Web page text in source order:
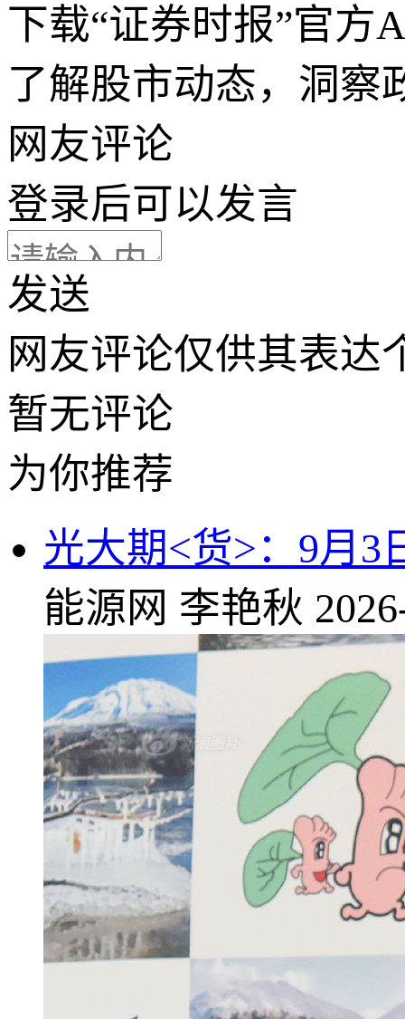
下载“证券时报”官方
了解股市动态，洞察
网友评论
登录后可以发言
发送
网友评论仅供其表达
暂无评论
为你推荐
光大期<货>：9月3
能源网 李艳秋